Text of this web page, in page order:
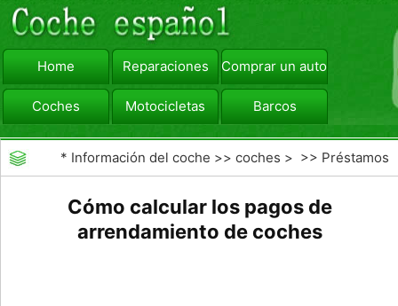
Home Reparaciones Comprar un automóvil
Coches Motocicletas Barcos
viajar Camiones
* Información del coche >>coches > >> Préstamos
Cómo calcular los pagos de
arrendamiento de coches